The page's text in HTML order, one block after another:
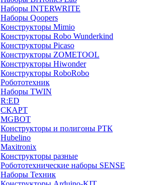
Наборы INTERWRITE
Наборы Qoopers
Конструкторы Mimio
Конструкторы Robo Wunderkind
Конструкторы Picaso
Конструкторы ZOMETOOL
Конструкторы Hiwonder
Конструкторы RoboRobo
Робототехник
Наборы TWIN
R:ED
СКАРТ
MGBOT
Конструкторы и полигоны РТК
Hubelino
Maxitronix
Конструкторы разные
Робототехнические наборы SENSE
Наборы Техник